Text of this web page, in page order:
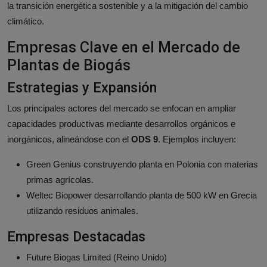
la transición energética sostenible y a la mitigación del cambio
climático.
Empresas Clave en el Mercado de
Plantas de Biogás
Estrategias y Expansión
Los principales actores del mercado se enfocan en ampliar
capacidades productivas mediante desarrollos orgánicos e
inorgánicos, alineándose con el ODS 9. Ejemplos incluyen:
Green Genius construyendo planta en Polonia con materias
primas agrícolas.
Weltec Biopower desarrollando planta de 500 kW en Grecia
utilizando residuos animales.
Empresas Destacadas
Future Biogas Limited (Reino Unido)